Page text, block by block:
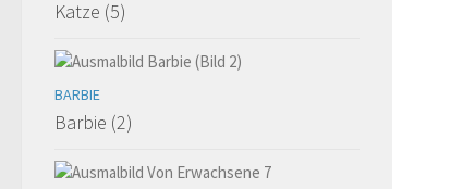
Katze (5)
BARBIE
Barbie (2)